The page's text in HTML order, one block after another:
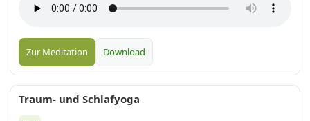
Zur Meditation Download
Traum- und Schlafyoga